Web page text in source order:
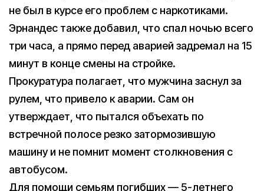
не был в курсе его проблем с наркотиками.
Эрнандес также добавил, что спал ночью всего
три часа, а прямо перед аварией задремал на 15
минут в конце смены на стройке.
Прокуратура полагает, что мужчина заснул за
рулем, что привело к аварии. Сам он
утверждает, что пытался объехать по
встречной полосе резко затормозившую
машину и не помнит момент столкновения с
автобусом.
Для помощи семьям погибших — 5-летнего